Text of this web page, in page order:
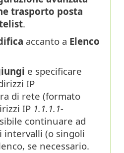
trasporto posta
.
accanto a Elenco
e specificare
IP
di rete (formato
IP 1.1.1.1-
continuare ad
intervalli (o singoli
se necessario.